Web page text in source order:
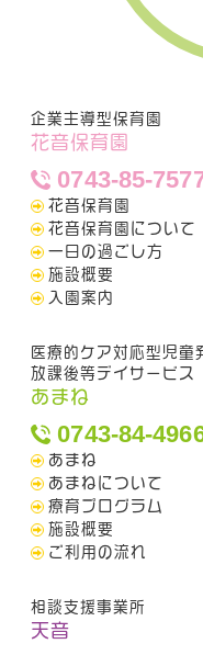
企業主導型保育園
花音保育園
0743-85-
花音保育園
花音保育園について
一日の過ごし方
施設概要
入園案内
医療的ケア対応型児童
放課後等デイサービス
あまね
0743-84-
あまね
あまねについて
療育プログラム
施設概要
ご利用の流れ
相談支援事業所
天音